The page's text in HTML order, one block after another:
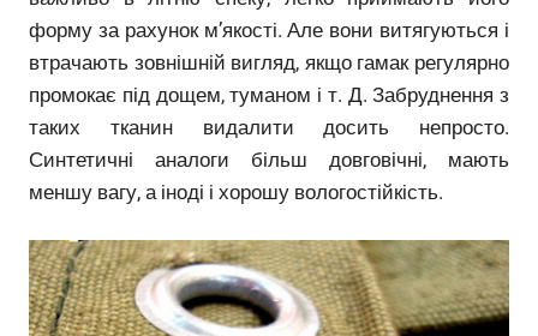
форму за рахунок м’якості. Але вони витягуються і
втрачають зовнішній вигляд, якщо гамак регулярно
промокає під дощем, туманом і т. Д. Забруднення з
таких тканин видалити досить непросто.
Синтетичні аналоги більш довговічні, мають
меншу вагу, а іноді і хорошу вологостійкість.